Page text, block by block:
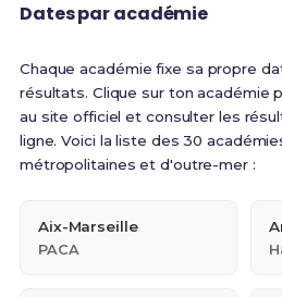
Dates par académie
Chaque académie fixe sa propre
résultats. Clique sur ton académie
au site officiel et consulter les
ligne. Voici la liste des 30
métropolitaines et d'outre-mer :
Aix-Marseille
PACA